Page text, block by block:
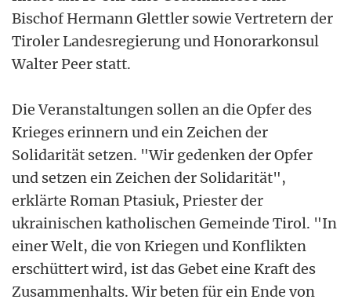
Bischof Hermann Glettler sowie Vertretern der
Tiroler Landesregierung und Honorarkonsul
Walter Peer statt.
Die Veranstaltungen sollen an die Opfer des
Krieges erinnern und ein Zeichen der
Solidarität setzen. "Wir gedenken der Opfer
und setzen ein Zeichen der Solidarität",
erklärte Roman Ptasiuk, Priester der
ukrainischen katholischen Gemeinde Tirol. "In
einer Welt, die von Kriegen und Konflikten
erschüttert wird, ist das Gebet eine Kraft des
Zusammenhalts. Wir beten für ein Ende von